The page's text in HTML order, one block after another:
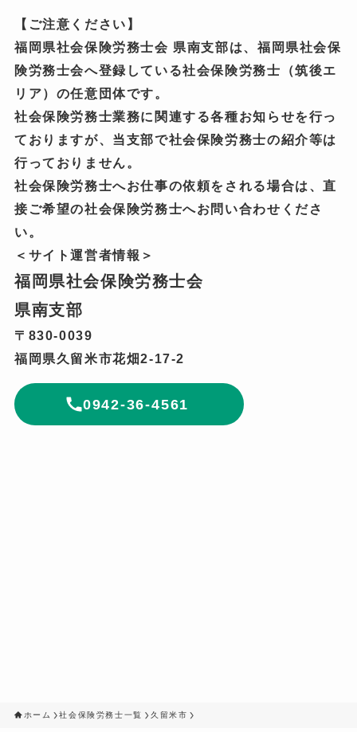
【ご注意ください】
福岡県社会保険労務士会 県南支部は、福岡県社会保
険労務士会へ登録している社会保険労務士（筑後エ
リア）の任意団体です。
社会保険労務士業務に関連する各種お知らせを行っ
ておりますが、当支部で社会保険労務士の紹介等は
行っておりません。
社会保険労務士へお仕事の依頼をされる場合は、直
接ご希望の社会保険労務士へお問い合わせくださ
い。
＜サイト運営者情報＞
福岡県社会保険労務士会
県南支部
〒830-0039
福岡県久留米市花畑2-17-2
0942-36-4561
ホーム 社会保険労務士一覧 久留米市